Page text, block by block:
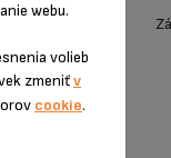
záruka
webu.
volieb
zmeniťv
cookie.